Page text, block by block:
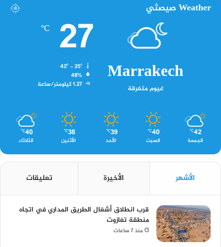
Weather صيصثي
Marrakech
غيوم متفرقة
27
℃
48%
1.27 كيلومتر/ساعة
42
℃
الجمعة
40
℃
السبت
39
℃
الأحد
38
℃
الأثنين
40
℃
الثلاثاء
الأشهر الأخيرة تعليقات
قرب انطلاق أشغال الطريق المداري في اتجاه
منطقة تغازوت
منذ 7 ساعات